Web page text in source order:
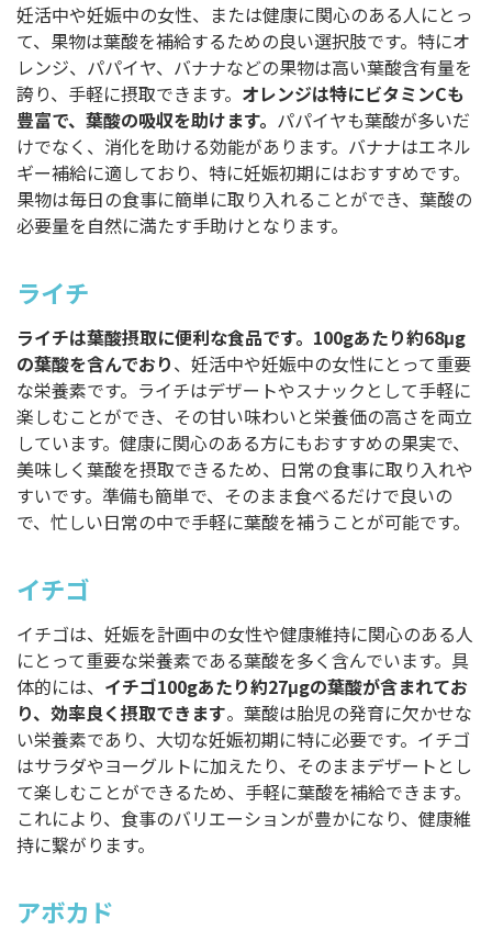
妊活中や妊娠中の女性、または健康に関心のある人にとっ
て、果物は葉酸を補給するための良い選択肢です。特にオ
レンジ、パパイヤ、バナナなどの果物は高い葉酸含有量を
誇り、手軽に摂取できます。 オレンジは特にビタミンCも
豊富で、葉酸の吸収を助けます。 パパイヤも葉酸が多いだ
けでなく、消化を助ける効能があります。バナナはエネル
ギー補給に適しており、特に妊娠初期にはおすすめです。
果物は毎日の食事に簡単に取り入れることができ、葉酸の
必要量を自然に満たす手助けとなります。
ライチ
ライチは葉酸摂取に便利な食品です。100gあたり約68μg
の葉酸を含んでおり、妊活中や妊娠中の女性にとって重要
な栄養素です。ライチはデザートやスナックとして手軽に
楽しむことができ、その甘い味わいと栄養価の高さを両立
しています。健康に関心のある方にもおすすめの果実で、
美味しく葉酸を摂取できるため、日常の食事に取り入れや
すいです。準備も簡単で、そのまま食べるだけで良いの
で、忙しい日常の中で手軽に葉酸を補うことが可能です。
イチゴ
イチゴは、妊娠を計画中の女性や健康維持に関心のある人
にとって重要な栄養素である葉酸を多く含んでいます。具
体的には、 イチゴ100gあたり約27μgの葉酸が含まれてお
り、効率良く摂取できます。葉酸は胎児の発育に欠かせな
い栄養素であり、大切な妊娠初期に特に必要です。イチゴ
はサラダやヨーグルトに加えたり、そのままデザートとし
て楽しむことができるため、手軽に葉酸を補給できます。
これにより、食事のバリエーションが豊かになり、健康維
持に繋がります。
アボカド